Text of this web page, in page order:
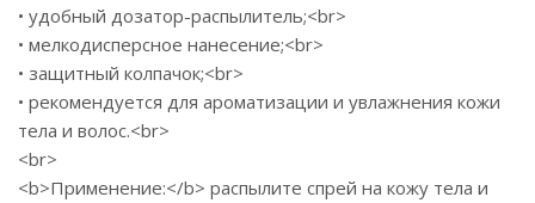
• удобный дозатор-распылитель;<br>
• мелкодисперсное нанесение;<br>
• защитный колпачок;<br>
• рекомендуется для ароматизации и увлажнения кожи
тела и волос.<br>
<br>
<b>Применение:</b> распылите спрей на кожу тела и